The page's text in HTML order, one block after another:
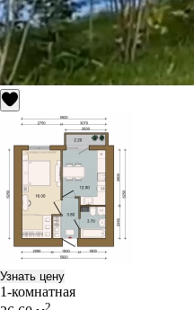
Узнать цену
1-комнатная
2